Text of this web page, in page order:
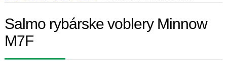
Salmo rybárske voblery Minnow
M7F